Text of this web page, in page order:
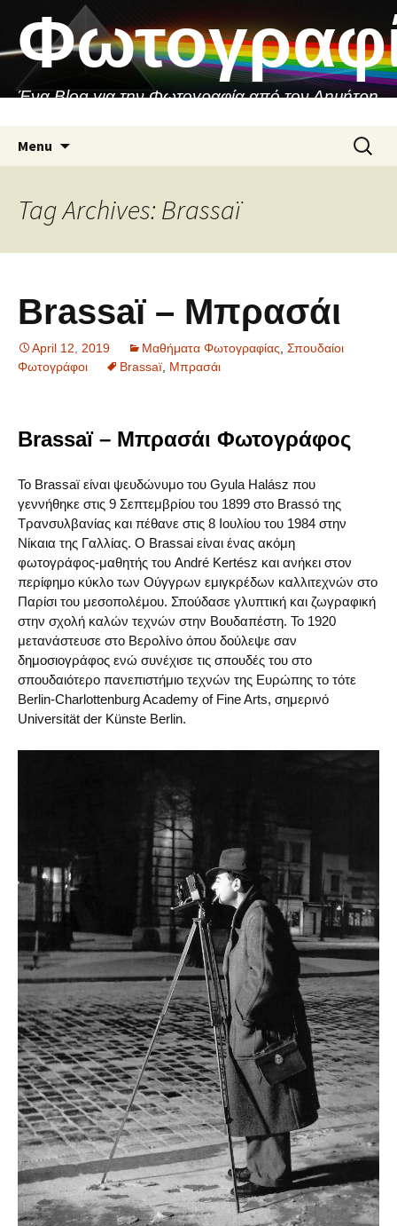
content
Ένα Blog για την Φωτογραφία από τον Δημήτρη
Menu
Search
for:
Tag Archives: Brassaï
Brassaï – Μπρασάι
April 12, 2019 Μαθήματα Φωτογραφίας Σπουδαίοι
Φωτογράφοι
Brassaï Μπρασάι
Brassaï – Μπρασάι Φωτογράφος
Το Brassaï είναι ψευδώνυμο του Gyula Halász που
γεννήθηκε στις 9 Σεπτεμβρίου του 1899 στο Brassó της
Τρανσυλβανίας και πέθανε στις 8 Ιουλίου του 1984 στην
Νίκαια της Γαλλίας. O Brassai είναι ένας ακόμη
φωτογράφος-μαθητής του André Kertész και ανήκει στον
περίφημο κύκλο των Ούγγρων εμιγκρέδων καλλιτεχνών στο
Παρίσι του μεσοπολέμου. Σπούδασε γλυπτική και ζωγραφική
στην σχολή καλών τεχνών στην Βουδαπέστη. Το 1920
μετανάστευσε στο Βερολίνο όπου δούλεψε σαν
δημοσιογράφος ενώ συνέχισε τις σπουδές του στο
σπουδαιότερο πανεπιστήμιο τεχνών της Ευρώπης το τότε
Berlin-Charlottenburg Academy of Fine Arts, σημερινό
Universität der Künste Berlin.